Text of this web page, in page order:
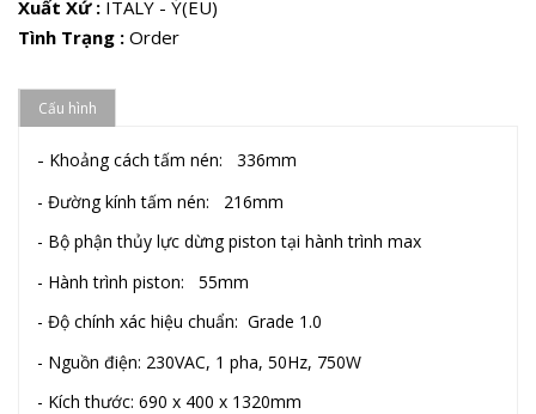
Xuất Xứ : ITALY - Ý(EU)
Tình Trạng : Order
Cấu hình
- Khoảng cách tấm nén: 336mm
- Đường kính tấm nén: 216mm
- Bộ phận thủy lực dừng piston tại hành trình max
- Hành trình piston: 55mm
- Độ chính xác hiệu chuẩn: Grade 1.0
- Nguồn điện: 230VAC, 1 pha, 50Hz, 750W
- Kích thước: 690 x 400 x 1320mm